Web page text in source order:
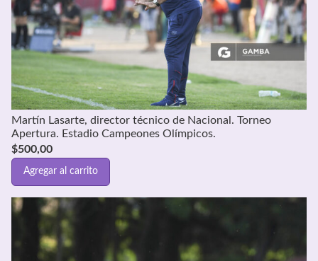
Martín Lasarte, director técnico de Nacional. Torneo
Apertura. Estadio Campeones Olímpicos.
$500,00
Agregar al carrito